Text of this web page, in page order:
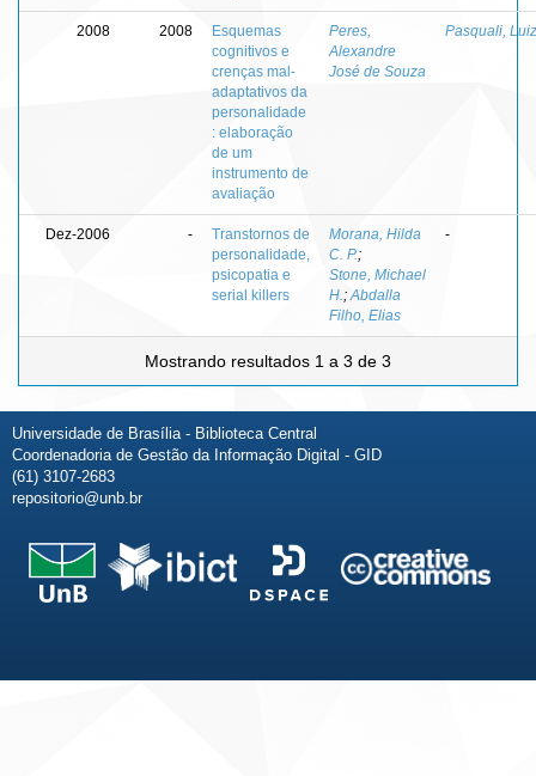
2008 2008
Esquemas
cognitivos e
crenças mal-
adaptativos da
personalidade
: elaboração
de um
instrumento de
avaliação
Peres,
Alexandre
José de Souza
Pasquali, Luiz
Dez-2006 -
Transtornos de
personalidade,
psicopatia e
serial killers
Morana, Hilda
C. P.;
Stone, Michael
H. ; Abdalla
Filho, Elias
-
Mostrando resultados 1 a 3 de 3
Universidade de Brasília - Biblioteca Central
Coordenadoria de Gestão da Informação Digital - GID
(61) 3107-2683
repositorio@unb.br